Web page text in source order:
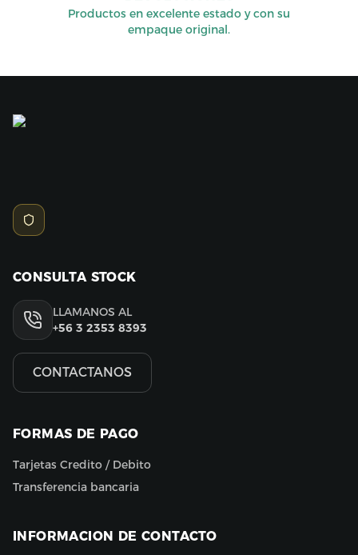
Productos en excelente estado y con su
empaque original.
CONSULTA STOCK
LLAMANOS AL
+56 3 2353 8393
CONTACTANOS
FORMAS DE PAGO
Tarjetas Credito / Debito
Transferencia bancaria
INFORMACION DE CONTACTO